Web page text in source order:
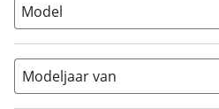
Tandem
Vouwfiets (0)
Model
Modeljaar van